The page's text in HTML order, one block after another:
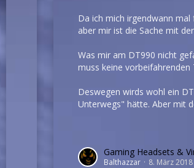
Da ich mich irgendwann
aber mir ist die Sache mit
Was mir am DT990 nicht
muss keine
Deswegen wirds wohl ein
Unterwegs" hätte. Aber mit
Gaming Headsets &
Balthazzar 8. März 2018